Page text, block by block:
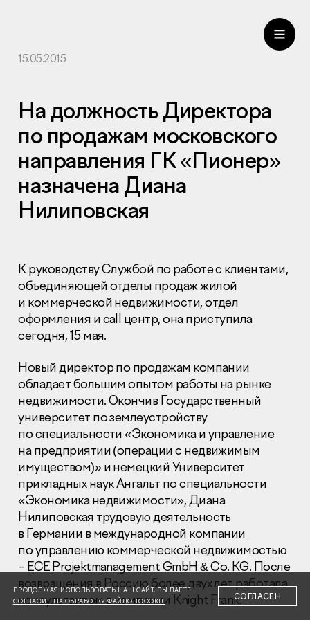
Раскрытие информации
Правовая информация
Сообщить о коррупции
Глaвный oфиc
+7 (495) 502 95 59
Отдел продаж
+7 (495) 641-35-35
Заказать звонок
© 2001-2026 Компания «Пионер»
15.05.2015
На должность Директора
по продажам московского
направления ГК «Пионер»
назначена Диана
Нилиповская
К руководству Службой по работе с клиентами,
объединяющей отделы продаж жилой
и коммерческой недвижимости, отдел
оформления и call центр, она приступила
сегодня, 15 мая.
Новый директор по продажам компании
обладает большим опытом работы на рынке
недвижимости. Окончив Государственный
университет по землеустройству
по специальности «Экономика и управление
на предприятии (операции с недвижимым
имуществом)» и немецкий Университет
прикладных наук Ангальт по специальности
«Экономика недвижимости», Диана
Нилиповская трудовую деятельность
в Германии в международной компании
по управлению коммерческой недвижимостью
– ECEProjektmanagement GmbH & Co. KG. После
возвращения в Россию более двух лет работала
консультантом в компании Knight Frank.
ПРОДОЛЖАЯ ИСПОЛЬЗОВАТЬ НАШ САЙТ, ВЫ ДАЕТЕ
СОГЛАСИЕ НА ОБРАБОТКУ ФАЙЛОВ COOKIE
СОГЛАСЕН